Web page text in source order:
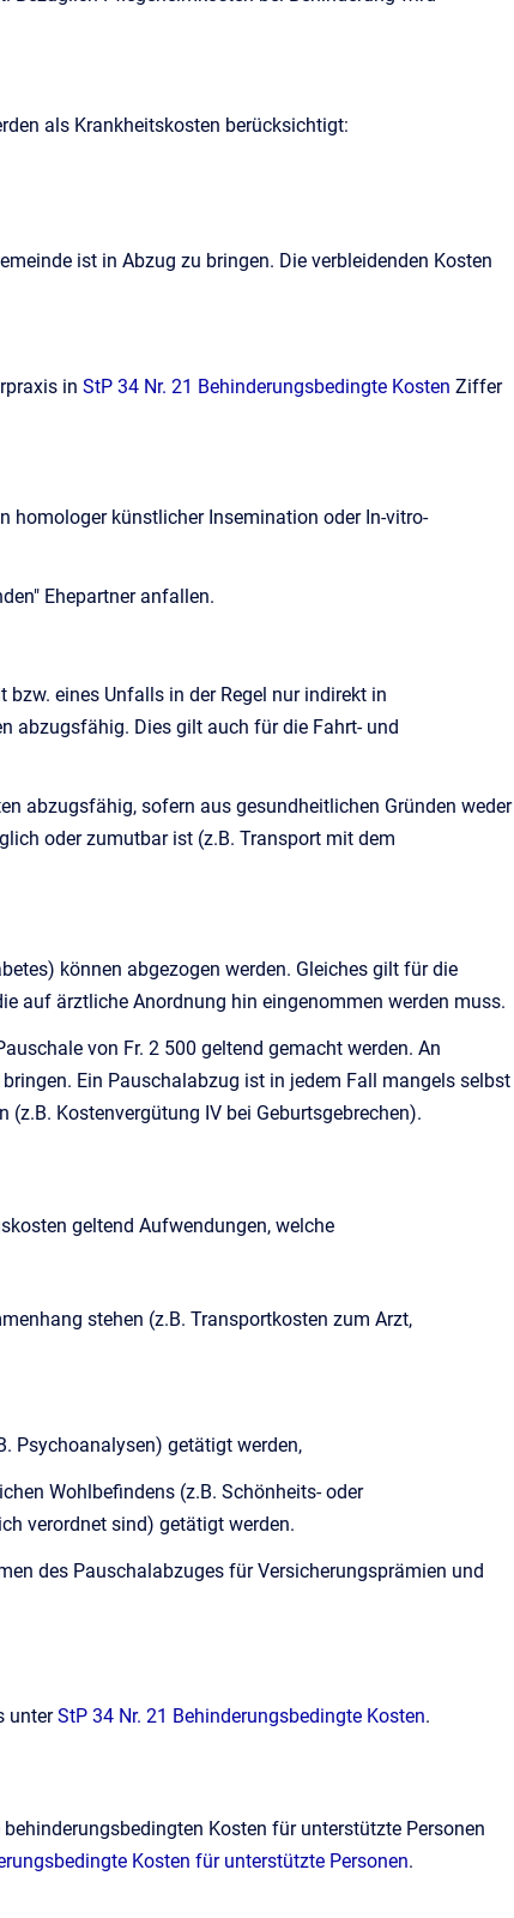
als Krankheitskosten berücksichtigt:
ist in Abzug zu bringen. Die verbleidenden Kosten
in StP 34 Nr. 21 Behinderungsbedingte Kosten Ziffer
homologer künstlicher Insemination oder In-vitro-
Ehepartner anfallen.
eines Unfalls in der Regel nur indirekt in
abzugsfähig. Dies gilt auch für die Fahrt- und
abzugsfähig, sofern aus gesundheitlichen Gründen weder
oder zumutbar ist (z.B. Transport mit dem
können abgezogen werden. Gleiches gilt für die
auf ärztliche Anordnung hin eingenommen werden muss.
von Fr. 2 500 geltend gemacht werden. An
Ein Pauschalabzug ist in jedem Fall mangels selbst
Kostenvergütung IV bei Geburtsgebrechen).
geltend Aufwendungen, welche
stehen (z.B. Transportkosten zum Arzt,
Psychoanalysen) getätigt werden,
Wohlbefindens (z.B. Schönheits- oder
verordnet sind) getätigt werden.
des Pauschalabzuges für Versicherungsprämien und
unterStP 34 Nr. 21 Behinderungsbedingte Kosten.
Kosten für unterstützte Personen
Kosten für unterstützte Personen.